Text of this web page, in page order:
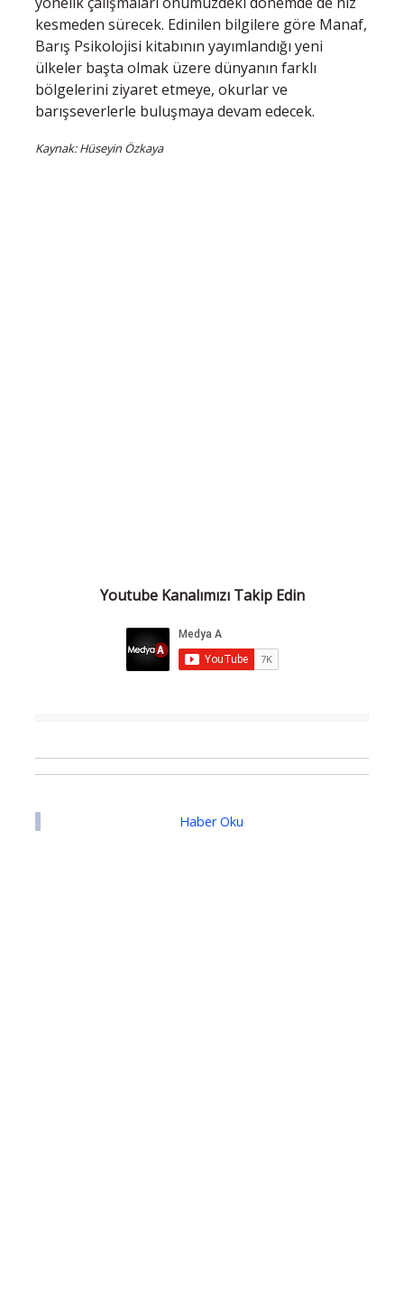
kesmeden sürecek. Edinilen bilgilere göre Manaf,
Barış Psikolojisi kitabının yayımlandığı yeni
ülkeler başta olmak üzere dünyanın farklı
bölgelerini ziyaret etmeye, okurlar ve
barışseverlerle buluşmaya devam edecek.
Kaynak: Hüseyin Özkaya
Youtube Kanalımızı Takip Edin
Haber Oku